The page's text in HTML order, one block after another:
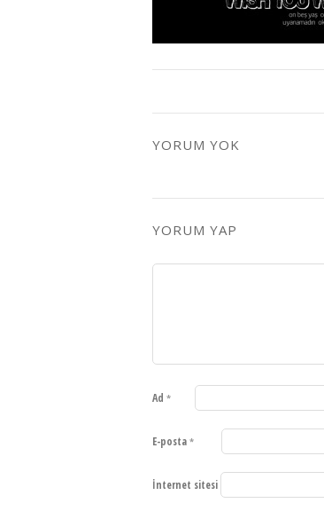
YORUM YOK
YORUM YAP
Ad *
E-posta *
İnternet sitesi